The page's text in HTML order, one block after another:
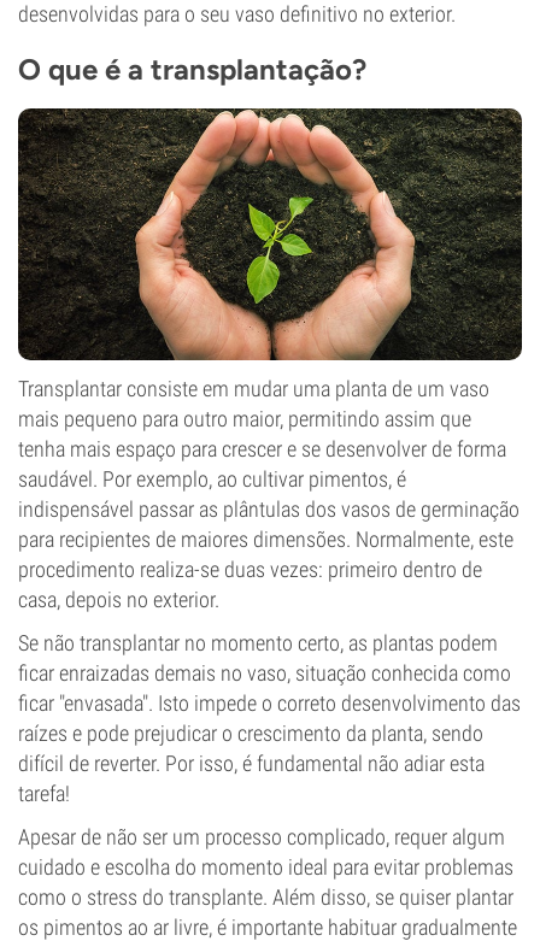
desenvolvidas para o seu vaso definitivo no exterior.
O que é a transplantação?
Transplantar consiste em mudar uma planta de um vaso
mais pequeno para outro maior, permitindo assim que
tenha mais espaço para crescer e se desenvolver de forma
saudável. Por exemplo, ao cultivar pimentos, é
indispensável passar as plântulas dos vasos de germinação
para recipientes de maiores dimensões. Normalmente, este
procedimento realiza-se duas vezes: primeiro dentro de
casa, depois no exterior.
Se não transplantar no momento certo, as plantas podem
ficar enraizadas demais no vaso, situação conhecida como
ficar "envasada". Isto impede o correto desenvolvimento das
raízes e pode prejudicar o crescimento da planta, sendo
difícil de reverter. Por isso, é fundamental não adiar esta
tarefa!
Apesar de não ser um processo complicado, requer algum
cuidado e escolha do momento ideal para evitar problemas
como o stress do transplante. Além disso, se quiser plantar
os pimentos ao ar livre, é importante habituar gradualmente